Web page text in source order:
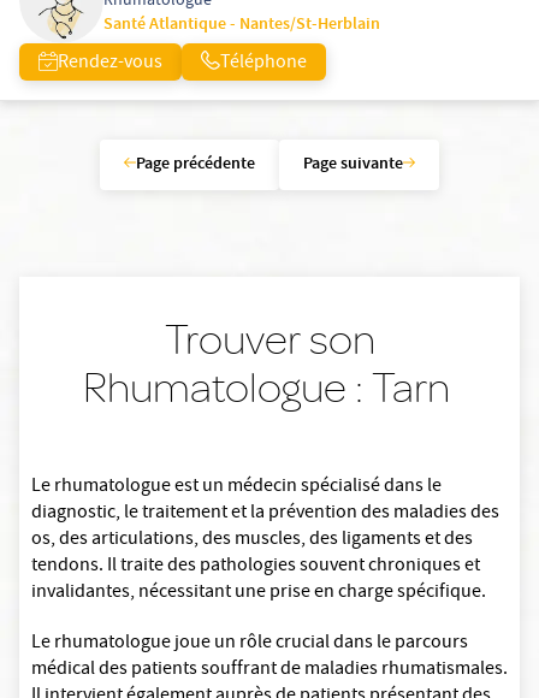
Santé Atlantique - Nantes/St-Herblain
Rendez-vous Téléphone
Page précédente Page suivante
Trouver son
Rhumatologue : Tarn
Le rhumatologue est un médecin spécialisé dans le
diagnostic, le traitement et la prévention des maladies des
os, des articulations, des muscles, des ligaments et des
tendons. Il traite des pathologies souvent chroniques et
invalidantes, nécessitant une prise en charge spécifique.
Le rhumatologue joue un rôle crucial dans le parcours
médical des patients souffrant de maladies rhumatismales.